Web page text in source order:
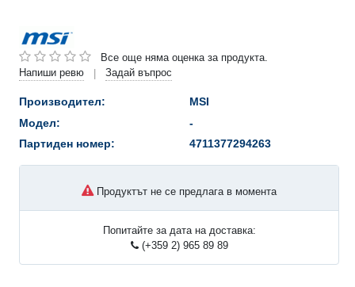
Все още няма оценка за продукта.
Напиши ревю
| Задай въпрос
Производител:
MSI
Модел:
-
Партиден номер:
4711377294263
Продуктът не се предлага в момента
Попитайте за дата на доставка:
(+359 2) 965 89 89